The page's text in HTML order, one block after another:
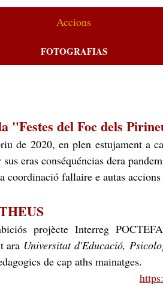
Accions
FOTOGRAFIAS
"Festes del Foc dels
de 2020, en plen estujament a
sus eras conséquéncias dera
coordinació fallaire e autas accions
projècte Interreg
ara Universitat d'Educació,
de cap aths mainatges.